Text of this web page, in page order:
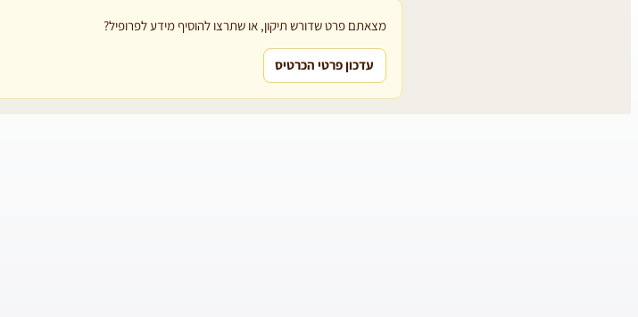
מצאתם פרט שדורש תיקון, או שתרצו להוסיף מידע לפרופיל?
עדכון פרטי הכרטיס